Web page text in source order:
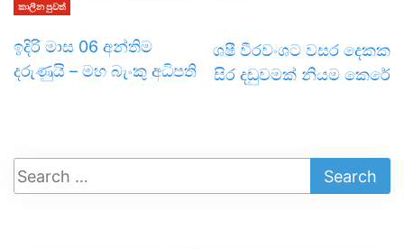
කාලීන පුවත්
ඉදිරි මාස 06 අන්තිම
දරුණුයි – මහ බැංකු අධිපති
ශෂී වීරවංශට වසර දෙකක
සිර දඬුවමක් නියම කෙරේ